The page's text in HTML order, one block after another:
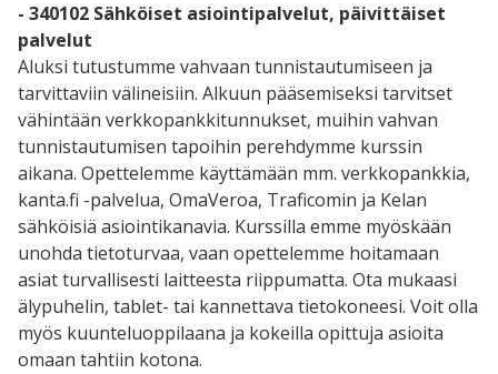
- 340102 Sähköiset asiointipalvelut, päivittäiset
palvelut
Aluksi tutustumme vahvaan tunnistautumiseen ja
tarvittaviin välineisiin. Alkuun pääsemiseksi tarvitset
vähintään verkkopankkitunnukset, muihin vahvan
tunnistautumisen tapoihin perehdymme kurssin
aikana. Opettelemme käyttämään mm. verkkopankkia,
kanta.fi -palvelua, OmaVeroa, Traficomin ja Kelan
sähköisiä asiointikanavia. Kurssilla emme myöskään
unohda tietoturvaa, vaan opettelemme hoitamaan
asiat turvallisesti laitteesta riippumatta. Ota mukaasi
älypuhelin, tablet- tai kannettava tietokoneesi. Voit olla
myös kuunteluoppilaana ja kokeilla opittuja asioita
omaan tahtiin kotona.